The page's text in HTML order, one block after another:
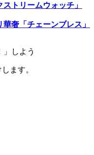
トリームウォッチ」
奢「チェーンブレス」
」しよう
ます。